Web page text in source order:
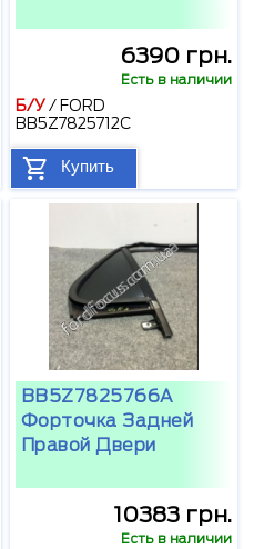
6390 грн.
Есть в наличии
Б/У/ FORD
BB5Z7825712C
Купить
BB5Z7825766A
Форточка Задней
Правой Двери
10383 грн.
Есть в наличии